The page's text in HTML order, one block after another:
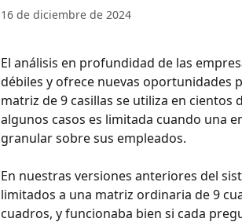
16 de diciembre de 2024
El análisis en profundidad de las
débiles y ofrece nuevas oportunidades
matriz de 9 casillas se utiliza en cientos
algunos casos es limitada cuando una
granular sobre sus empleados.
En nuestras versiones anteriores del
limitados a una matriz ordinaria de 9
cuadros, y funcionaba bien si cada